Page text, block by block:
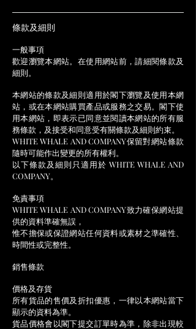
條款及細則
一般事項
歡迎瀏覽本網站。在使用網站前，請細閱條款及
細則。
本網站的條款及細則適用於閣下瀏覽及使用本網
站，或在本網站購買產品或服務之交易。閣下使
用本網站，即表示已同意並閱讀本網站的所有服
務條款，及接受和同意受有關條款及細則約束。
WHITE WHALE AND COMPANY保留對網站條款
隨時可能作出變更的所有權利。
以下條款及細則只適用於 WHITE WHALE AND
COMPANY。
免責事項
WHITE WHALE AND COMPANY致力確保網站提
供的資料準確無誤，
惟不擔保或保證網站任何資料或素材之準確性、
時間性或完整性。
銷售條款
價格及存貨
所有貨品的售價及折扣優惠，一律以本網站當下
顯示的資料為準。
貨品價格會以閣下提交訂單時為準，除非出現較